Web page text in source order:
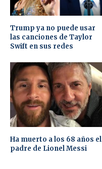
Trump ya no puede usar
las canciones de Taylor
Swift en sus redes
Ha muerto a los 68 años el
padre de Lionel Messi